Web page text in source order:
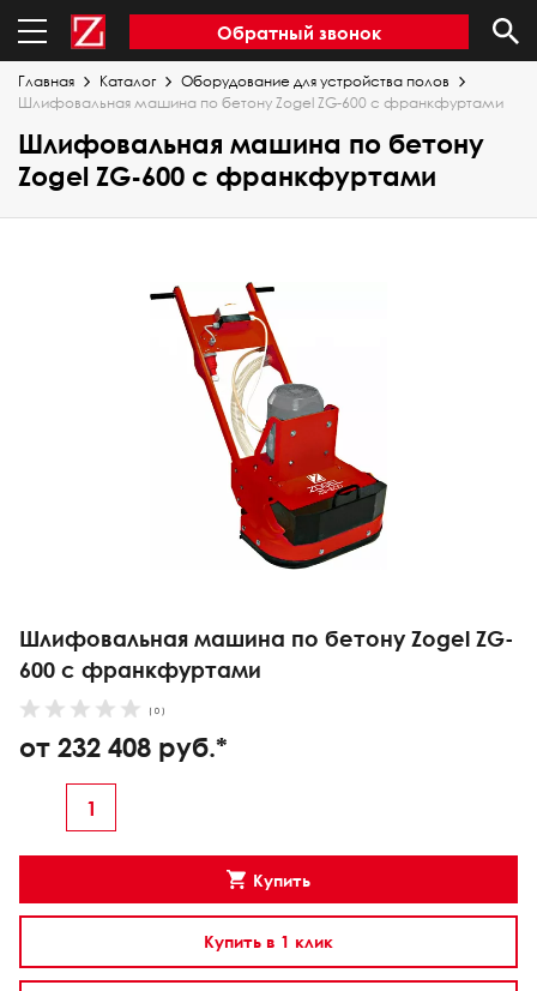
Обратный звонок
Главная Каталог
Оборудование для устройства полов
Шлифовальная машина по бетону Zogel ZG-600 с франкфуртами
Шлифовальная машина по бетону
Zogel ZG-600 с франкфуртами
Шлифовальная машина по бетону Zogel ZG-
600 с франкфуртами
( 0 )
от 232 408 руб.*
Купить
Купить в 1 клик